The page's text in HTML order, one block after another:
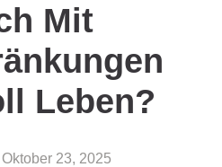
Mit
Leben?
Oktober 23, 2025